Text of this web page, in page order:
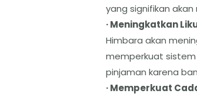
yang signifikan
· Meningkatkan
Himbara akan
memperkuat
pinjaman karena
· Memperkuat